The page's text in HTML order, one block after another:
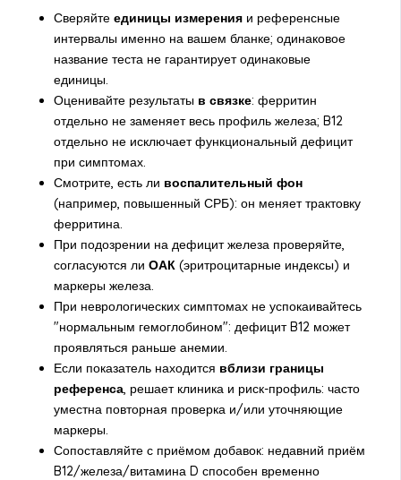
Сверяйте единицы измеренияи референсные
интервалы именно на вашем бланке; одинаковое
название теста не гарантирует одинаковые
единицы.
Оценивайте результаты в связке: ферритин
отдельно не заменяет весь профиль железа; B12
отдельно не исключает функциональный дефицит
при симптомах.
Смотрите, есть ли воспалительный фон
(например, повышенный СРБ): он меняет трактовку
ферритина.
При подозрении на дефицит железа проверяйте,
согласуются ли ОАК(эритроцитарные индексы) и
маркеры железа.
При неврологических симптомах не успокаивайтесь
"нормальным гемоглобином": дефицит B12 может
проявляться раньше анемии.
Если показатель находится вблизи границы
референса, решает клиника и риск-профиль: часто
уместна повторная проверка и/или уточняющие
маркеры.
Сопоставляйте с приёмом добавок: недавний приём
B12/железа/витамина D способен временно